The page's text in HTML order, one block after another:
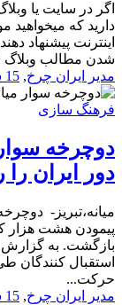
اگر در سایت یا
دارید که میخواهید
اینترنت پیشنهاد
شدن مطالب وبلاگ
مدیر ایران چرخ, 15 سال قبل
فرهنگ سازی
دوچرخه
دور ايران
ميانه،تبريز-
پيمودن هشت هزار
بازگشت. به گزارش
استقبال
حركت...
مدیر ایران چرخ, 15 سال قبل